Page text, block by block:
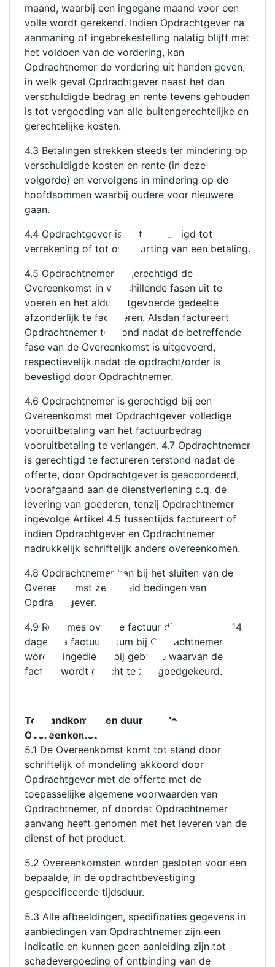
r
lic
maand, waarbij een ingegane maand voor een
volle wordt gerekend. Indien Opdrachtgever na
aanmaning of ingebrekestelling nalatig blijft met
het voldoen van de vordering, kan
Opdrachtnemer de vordering uit handen geven,
in welk geval Opdrachtgever naast het dan
verschuldigde bedrag en rente tevens gehouden
is tot vergoeding van alle buitengerechtelijke en
gerechtelijke kosten.
4.3 Betalingen strekken steeds ter mindering op
verschuldigde kosten en rente (in deze
volgorde) en vervolgens in mindering op de
hoofdsommen waarbij oudere voor nieuwere
gaan.
4.4 Opdrachtgever is niet gerechtigd tot
verrekening of tot opschorting van een betaling.
4.5 Opdrachtnemer is gerechtigd de
Overeenkomst in verschillende fasen uit te
voeren en het aldus uitgevoerde gedeelte
afzonderlijk te factureren. Alsdan factureert
Opdrachtnemer terstond nadat de betreffende
fase van de Overeenkomst is uitgevoerd,
respectievelijk nadat de opdracht/order is
bevestigd door Opdrachtnemer.
4.6 Opdrachtnemer is gerechtigd bij een
Overeenkomst met Opdrachtgever volledige
vooruitbetaling van het factuurbedrag
vooruitbetaling te verlangen. 4.7 Opdrachtnemer
is gerechtigd te factureren terstond nadat de
offerte, door Opdrachtgever is geaccordeerd,
voorafgaand aan de dienstverlening c.q. de
levering van goederen, tenzij Opdrachtnemer
ingevolge Artikel 4.5 tussentijds factureert of
indien Opdrachtgever en Opdrachtnemer
nadrukkelijk schriftelijk anders overeenkomen.
4.8 Opdrachtnemer kan bij het sluiten van de
Overeenkomst zekerheid bedingen van
Opdrachtgever.
4.9 Reclames over de factuur dienen binnen 14
dagen na factuurdatum bij Opdrachtnemer te
worden ingediend, bij gebreke waarvan de
factuur wordt geacht te zijn goedgekeurd.
Totstandkoming en duur van de
Overeenkomst
5.1 De Overeenkomst komt tot stand door
schriftelijk of mondeling akkoord door
Opdrachtgever met de offerte met de
toepasselijke algemene voorwaarden van
Opdrachtnemer, of doordat Opdrachtnemer
aanvang heeft genomen met het leveren van de
dienst of het product.
5.2 Overeenkomsten worden gesloten voor een
bepaalde, in de opdrachtbevestiging
gespecificeerde tijdsduur.
5.3 Alle afbeeldingen, specificaties gegevens in
aanbiedingen van Opdrachtnemer zijn een
indicatie en kunnen geen aanleiding zijn tot
schadevergoeding of ontbinding van de